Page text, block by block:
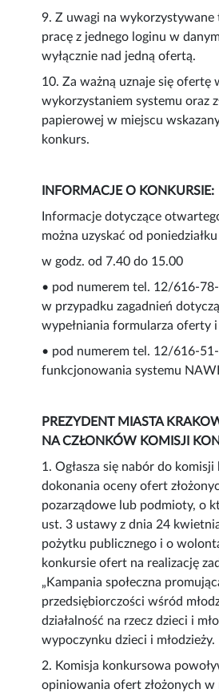
9. Z uwagi na wykorzystywane
pracę z jednego loginu w
wyłącznie nad jedną ofertą.
10. Za ważną uznaje się ofertę
wykorzystaniem systemu oraz
papierowej w miejscu
konkurs.
INFORMACJE O KONKURSIE:
Informacje dotyczące
można uzyskać od
w godz. od 7.40 do 15.00
• pod numerem tel. 12/616-
w przypadku zagadnień
wypełniania formularza oferty i
• pod numerem tel. 12/616-
funkcjonowania systemu
PREZYDENT MIASTA
NA CZŁONKÓW KOMISJI
1. Ogłasza się nabór do
dokonania oceny ofert
pozarządowe lub podmioty, o
ust. 3 ustawy z dnia 24
pożytku publicznego i o
konkursie ofert na realizację
„Kampania społeczna
przedsiębiorczości wśród
działalność na rzecz dzieci i
wypoczynku dzieci i młodzieży.
2. Komisja konkursowa
opiniowania ofert złożonych